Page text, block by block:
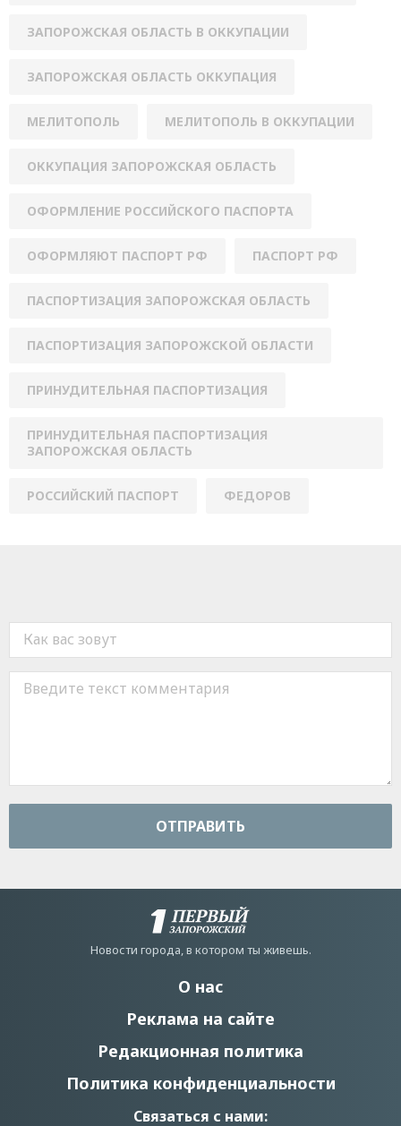
ЗАПОРОЖСКАЯ ОБЛАСТЬ В ОККУПАЦИИ
ЗАПОРОЖСКАЯ ОБЛАСТЬ ОККУПАЦИЯ
МЕЛИТОПОЛЬ МЕЛИТОПОЛЬ В ОККУПАЦИИ
ОККУПАЦИЯ ЗАПОРОЖСКАЯ ОБЛАСТЬ
ОФОРМЛЕНИЕ РОССИЙСКОГО ПАСПОРТА
ОФОРМЛЯЮТ ПАСПОРТ РФ ПАСПОРТ РФ
ПАСПОРТИЗАЦИЯ ЗАПОРОЖСКАЯ ОБЛАСТЬ
ПАСПОРТИЗАЦИЯ ЗАПОРОЖСКОЙ ОБЛАСТИ
ПРИНУДИТЕЛЬНАЯ ПАСПОРТИЗАЦИЯ
ПРИНУДИТЕЛЬНАЯ ПАСПОРТИЗАЦИЯ
ЗАПОРОЖСКАЯ ОБЛАСТЬ
РОССИЙСКИЙ ПАСПОРТ ФЕДОРОВ
ОТПРАВИТЬ
Новости города, в котором ты живешь.
О нас
Реклама на сайте
Редакционная политика
Политика конфиденциальности
Связаться с нами: